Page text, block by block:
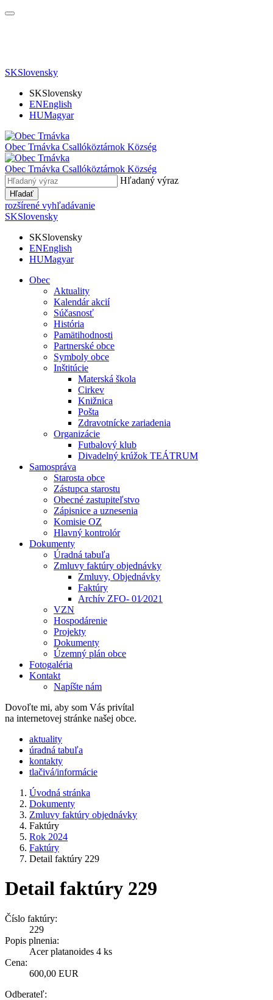
SKSlovensky
SKSlovensky
ENEnglish
HUMagyar
Obec Trnávka Csallóköztárnok Község
Obec Trnávka Csallóköztárnok Község
Hľadaný výraz
Hľadať
rozšírené vyhľadávanie
SKSlovensky
SKSlovensky
ENEnglish
HUMagyar
Obec
Aktuality
Kalendár akcií
Súčasnosť
História
Pamätihodnosti
Partnerské obce
Symboly obce
Inštitúcie
Materská škola
Cirkev
Knižnica
Pošta
Zdravotnícke zariadenia
Organizácie
Futbalový klub
Divadelný krúžok TEÁTRUM
Samospráva
Starosta obce
Zástupca starostu
Obecné zastupiteľstvo
Zápisnice a uznesenia
Komisie OZ
Hlavný kontrolór
Dokumenty
Úradná tabuľa
Zmluvy faktúry objednávky
Zmluvy, Objednávky
Faktúry
Archív ZFO- 01⁄2021
VZN
Hospodárenie
Projekty
Dokumenty
Územný plán obce
Fotogaléria
Kontakt
Napíšte nám
Dovoľte mi, aby som Vás privítal
na internetovej stránke našej obce.
​​aktuality
úradná tabuľa
kontakty
tlačivá/informácie
Úvodná stránka
Dokumenty
Zmluvy faktúry objednávky
Faktúry
Rok 2024
Faktúry
Detail faktúry 229
Detail faktúry 229
Číslo faktúry:
229
Popis plnenia:
Acer platanoides 4 ks
Cena:
600,00 EUR
Odberateľ: